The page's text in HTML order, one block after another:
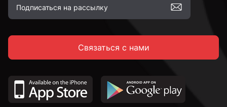
к.п. 4,8
к.п. 8,8
Связаться с нами